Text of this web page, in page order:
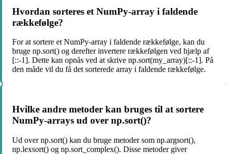
Hvordan sorteres et NumPy-array i faldende
rækkefølge?
For at sortere et NumPy-array i faldende rækkefølge, kan du
bruge np.sort() og derefter invertere rækkefølgen ved hjælp af
[::-1]. Dette kan opnås ved at skrive np.sort(my_array)[::-1]. På
den måde vil du få det sorterede array i faldende rækkefølge.
Hvilke andre metoder kan bruges til at sortere
NumPy-arrays ud over np.sort()?
Ud over np.sort() kan du bruge metoder som np.argsort(),
np.lexsort() og np.sort_complex(). Disse metoder giver